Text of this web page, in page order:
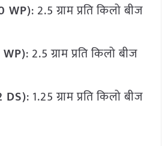
WP): 2.5 ग्राम प्रति किलो बीज
: 2.5 ग्राम प्रति किलो बीज
DS): 1.25 ग्राम प्रति किलो बीज